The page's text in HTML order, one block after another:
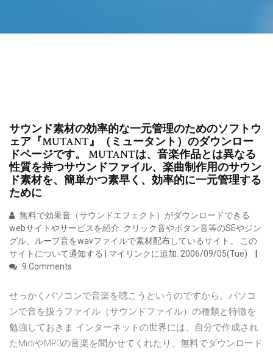
サウンド素材の効率的な一元管理のためのソフトウ
ェア『MUTANT』（ミュータント）のダウンロー
ドページです。 MUTANTは、音楽作品とは異なる
性質を持つサウンドファイル、楽曲制作用のサウン
ド素材を、簡単かつ素早く、効率的に一元管理する
ために
無料で効果音（サウンドエフェクト）がダウンロードできる
webサイトやサービスを紹介. クリック音やボタン音等のSEやジン
グル、ループ音をwavファイルで素材配布しているサイト。 この
サイトについて通知する | マイリンクに追加. 2006/09/05(Tue)
9 Comments
せっかくパソコンで音楽を聴こうというのですから、パソコ
ンで音を扱うファイル（サウンドファイル）の種類と特徴を
勉強しておきま インターネットの世界には、自分で作成され
たMidiやMP3の音楽を聞かせてくれたり、無料でダウンロード